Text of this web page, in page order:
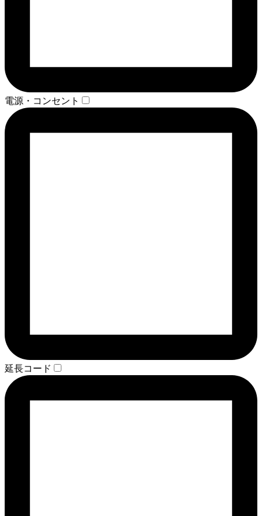
電源・コンセント
延長コード